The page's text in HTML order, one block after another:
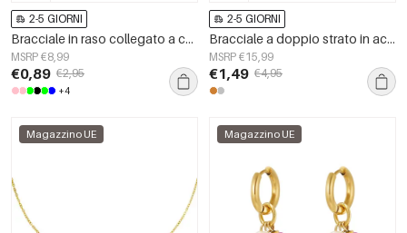
2-5 GIORNI
Bracciale in raso collegato a cuore
MSRP €8,99
€0,89 €2,95
+4
2-5 GIORNI
Bracciale a doppio strato in acciaio inossidabile
MSRP €15,99
€1,49 €4,95
Magazzino UE Magazzino UE